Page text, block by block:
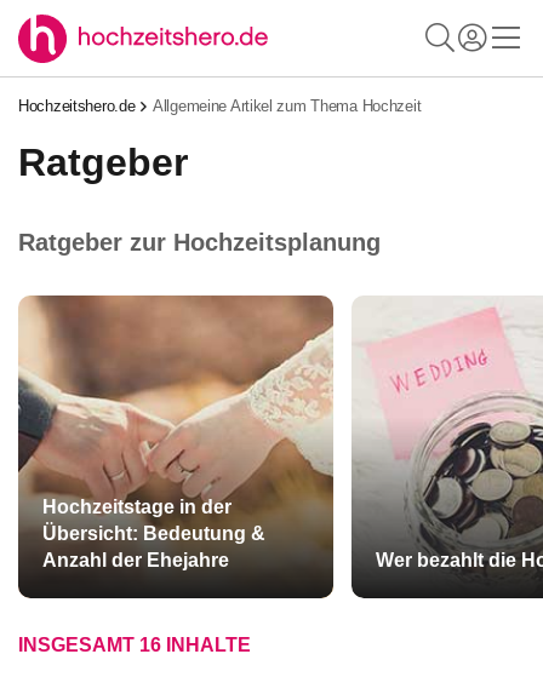
Hochzeitshero.de Allgemeine Artikel zum Thema Hochzeit
Ratgeber
Ratgeber zur Hochzeitsplanung
Hochzeitstage in der
Übersicht: Bedeutung &
Anzahl der Ehejahre
Wer bezahlt die
INSGESAMT 16 INHALTE